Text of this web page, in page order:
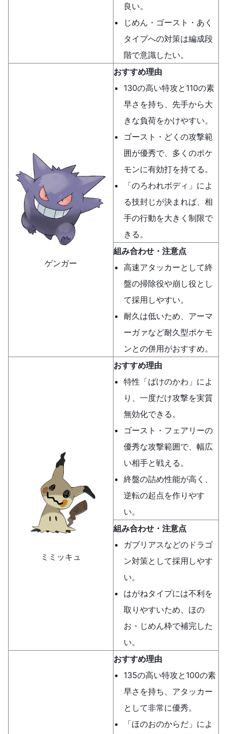
良い。
じめん・ゴースト・あく
タイプへの対策は編成段
階で意識したい。
ゲンガー
おすすめ理由
130の高い特攻と110の素
早さを持ち、先手から大
きな負荷をかけやすい。
ゴースト・どくの攻撃範
囲が優秀で、多くのポケ
モンに有効打を持てる。
「のろわれボディ」によ
る技封じが決まれば、相
手の行動を大きく制限で
きる。
組み合わせ・注意点
高速アタッカーとして終
盤の掃除役や崩し役とし
て採用しやすい。
耐久は低いため、アーマ
ーガァなど耐久型ポケモ
ンとの併用がおすすめ。
ミミッキュ
おすすめ理由
特性「ばけのかわ」によ
り、一度だけ攻撃を実質
無効化できる。
ゴースト・フェアリーの
優秀な攻撃範囲で、幅広
い相手と戦える。
終盤の詰め性能が高く、
逆転の起点を作りやす
い。
組み合わせ・注意点
ガブリアスなどのドラゴ
ン対策として採用しやす
い。
はがねタイプには不利を
取りやすいため、ほの
お・じめん枠で補完した
い。
おすすめ理由
135の高い特攻と100の素
早さを持ち、アタッカー
として非常に優秀。
「ほのおのからだ」によ